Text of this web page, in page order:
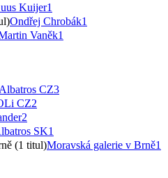
Kuijer1
Ondřej Chrobák1
Vaněk1
Albatros CZ3
CZ2
2
SK1
(1 titul)Moravská galerie v Brně1